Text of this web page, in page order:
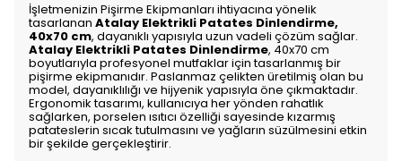
İşletmenizin Pişirme Ekipmanları ihtiyacına yönelik
tasarlanan Atalay Elektrikli Patates Dinlendirme,
40x70 cm, dayanıklı yapısıyla uzun vadeli çözüm sağlar.
Atalay Elektrikli Patates Dinlendirme, 40x70 cm
boyutlarıyla profesyonel mutfaklar için tasarlanmış bir
pişirme ekipmanıdır. Paslanmaz çelikten üretilmiş olan bu
model, dayanıklılığı ve hijyenik yapısıyla öne çıkmaktadır.
Ergonomik tasarımı, kullanıcıya her yönden rahatlık
sağlarken, porselen ısıtıcı özelliği sayesinde kızarmış
patateslerin sıcak tutulmasını ve yağların süzülmesini etkin
bir şekilde gerçekleştirir.